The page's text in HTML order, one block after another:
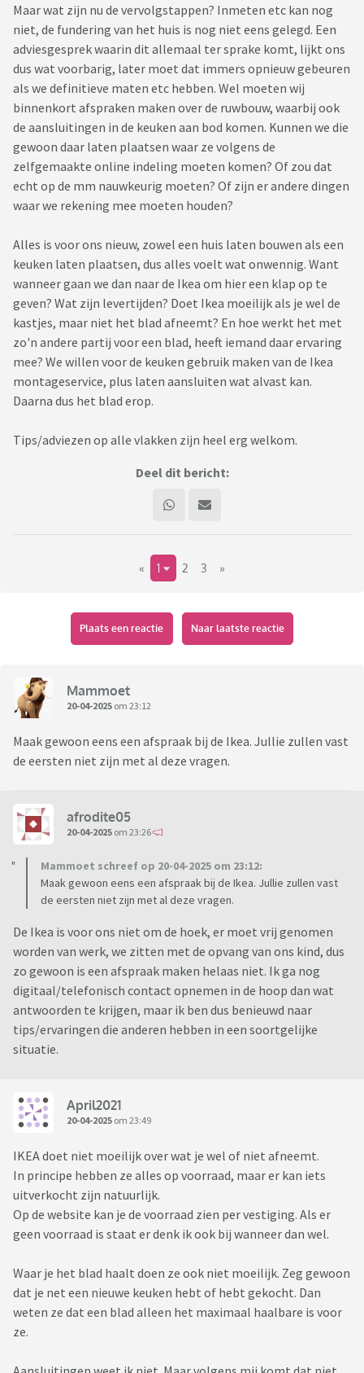
Maar wat zijn nu de vervolgstappen? Inmeten etc kan nog
niet, de fundering van het huis is nog niet eens gelegd. Een
adviesgesprek waarin dit allemaal ter sprake komt, lijkt ons
dus wat voorbarig, later moet dat immers opnieuw gebeuren
als we definitieve maten etc hebben. Wel moeten wij
binnenkort afspraken maken over de ruwbouw, waarbij ook
de aansluitingen in de keuken aan bod komen. Kunnen we die
gewoon daar laten plaatsen waar ze volgens de
zelfgemaakte online indeling moeten komen? Of zou dat
echt op de mm nauwkeurig moeten? Of zijn er andere dingen
waar we rekening mee moeten houden?
Alles is voor ons nieuw, zowel een huis laten bouwen als een
keuken laten plaatsen, dus alles voelt wat onwennig. Want
wanneer gaan we dan naar de Ikea om hier een klap op te
geven? Wat zijn levertijden? Doet Ikea moeilijk als je wel de
kastjes, maar niet het blad afneemt? En hoe werkt het met
zo'n andere partij voor een blad, heeft iemand daar ervaring
mee? We willen voor de keuken gebruik maken van de Ikea
montageservice, plus laten aansluiten wat alvast kan.
Daarna dus het blad erop.
Tips/adviezen op alle vlakken zijn heel erg welkom.
Deel dit bericht:
« 1 2 3 »
Plaats een reactie Naar laatste reactie
Mammoet
20-04-2025 om 23:12
Maak gewoon eens een afspraak bij de Ikea. Jullie zullen vast
de eersten niet zijn met al deze vragen.
afrodite05
20-04-2025 om 23:26
Mammoet schreef op 20-04-2025 om 23:12:
Maak gewoon eens een afspraak bij de Ikea. Jullie zullen vast
de eersten niet zijn met al deze vragen.
De Ikea is voor ons niet om de hoek, er moet vrij genomen
worden van werk, we zitten met de opvang van ons kind, dus
zo gewoon is een afspraak maken helaas niet. Ik ga nog
digitaal/telefonisch contact opnemen in de hoop dan wat
antwoorden te krijgen, maar ik ben dus benieuwd naar
tips/ervaringen die anderen hebben in een soortgelijke
situatie.
April2021
20-04-2025 om 23:49
IKEA doet niet moeilijk over wat je wel of niet afneemt.
In principe hebben ze alles op voorraad, maar er kan iets
uitverkocht zijn natuurlijk.
Op de website kan je de voorraad zien per vestiging. Als er
geen voorraad is staat er denk ik ook bij wanneer dan wel.
Waar je het blad haalt doen ze ook niet moeilijk. Zeg gewoon
dat je net een nieuwe keuken hebt of hebt gekocht. Dan
weten ze dat een blad alleen het maximaal haalbare is voor
ze.